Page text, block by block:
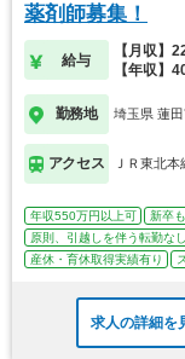
薬剤師募集！
給与
【月収】
【年収】
勤務地 埼玉県 蓮
アクセス ＪＲ東北
年収550万円以上可 新卒
原則、引越しを伴う転勤なし
産休・育休取得実績有り
求人の詳細を